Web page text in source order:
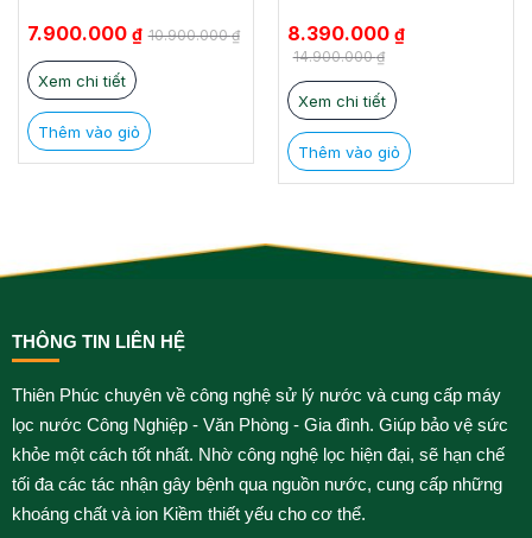
10.900.000₫
Giá
gốc
là:
10.900.000 ₫.
7.900.000 ₫
Giá
hiện
tại
là:
7.900.000 ₫.
Xem chi tiết
Thêm vào giỏ
14.900.000₫
Giá
gốc
là:
8.390.000 ₫
Giá
hiện
tại
8.390.000 ₫.
Xem chi tiết
Thêm vào giỏ
THÔNG TIN LIÊN HỆ
Thiên Phúc chuyên về công nghệ sử lý nước và cung cấp máy
lọc nước Công Nghiệp - Văn Phòng - Gia đình. Giúp bảo vệ sức
khỏe một cách tốt nhất. Nhờ công nghệ lọc hiện đại, sẽ hạn chế
tối đa các tác nhận gây bệnh qua nguồn nước, cung cấp những
khoáng chất và ion Kiềm thiết yếu cho cơ thể.